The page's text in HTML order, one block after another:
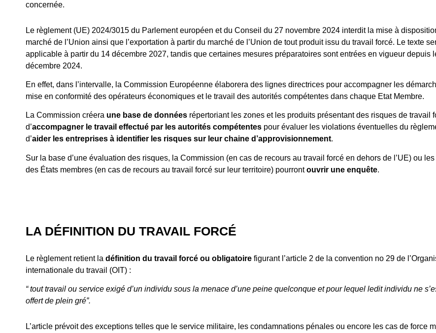
concernée.
Le règlement (UE) 2024/3015 du Parlement européen et du Conseil du 27 novembre 2024 interdit la mise à
marché de l’Union ainsi que l’exportation à partir du marché de l’Union de tout produit issu du travail forcé. Le texte
applicable à partir du 14 décembre 2027, tandis que certaines mesures préparatoires sont entrées en vigueur depuis
décembre 2024.
En effet, dans l’intervalle, la Commission Européenne élaborera des lignes directrices pour accompagner les
mise en conformité des opérateurs économiques et le travail des autorités compétentes dans chaque Etat Membre.
La Commission créera une base de données répertoriant les zones et les produits présentant des risques de travail
d’accompagner le travail effectué par les autorités compétentes pour évaluer les violations éventuelles du
d’aider les entreprises à identifier les risques sur leur chaine d’approvisionnement.
Sur la base d’une évaluation des risques, la Commission (en cas de recours au travail forcé en dehors de l’UE) ou
des États membres (en cas de recours au travail forcé sur leur territoire) pourrontouvrir une enquête.
LA DÉFINITION DU TRAVAIL FORCÉ
Le règlement retient la définition du travail forcé ou obligatoire figurant l’article 2 de la convention no 29 de
internationale du travail (OIT) :
“ tout travail ou service exigé d’un individu sous la menace d’une peine quelconque et pour lequel ledit individu ne
offert de plein gré”.
L’article prévoit des exceptions telles que le service militaire, les condamnations pénales ou encore les cas de force